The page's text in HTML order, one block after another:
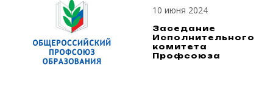
10 июня 2024
Заседание
Исполнительного
комитета
Профсоюза